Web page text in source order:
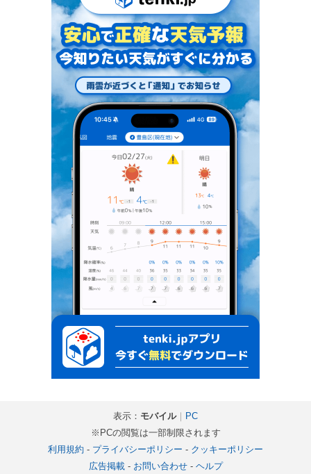
表示： モバイル｜ PC
※PCの閲覧は一部制限されます
利用規約 - プライバシーポリシー - クッキーポリシー
広告掲載- お問い合わせ- ヘルプ